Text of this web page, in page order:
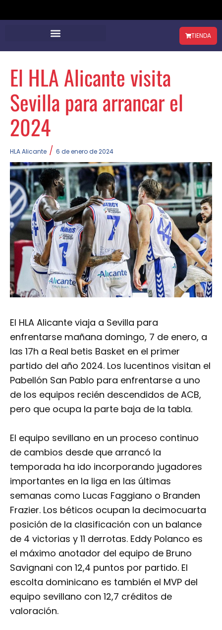
TIENDA
El HLA Alicante visita
Sevilla para arrancar el
2024
HLA Alicante / 6 de enero de 2024
El HLA Alicante viaja a Sevilla para
enfrentarse mañana domingo, 7 de enero, a
las 17h a Real betis Basket en el primer
partido del año 2024. Los lucentinos visitan el
Pabellón San Pablo para enfrentarse a uno
de los equipos recién descendidos de ACB,
pero que ocupa la parte baja de la tabla.
El equipo sevillano en un proceso continuo
de cambios desde que arrancó la
temporada ha ido incorporando jugadores
importantes en la liga en las últimas
semanas como Lucas Faggiano o Branden
Frazier. Los béticos ocupan la decimocuarta
posición de la clasificación con un balance
de 4 victorias y 11 derrotas. Eddy Polanco es
el máximo anotador del equipo de Bruno
Savignani con 12,4 puntos por partido. El
escolta dominicano es también el MVP del
equipo sevillano con 12,7 créditos de
valoración.